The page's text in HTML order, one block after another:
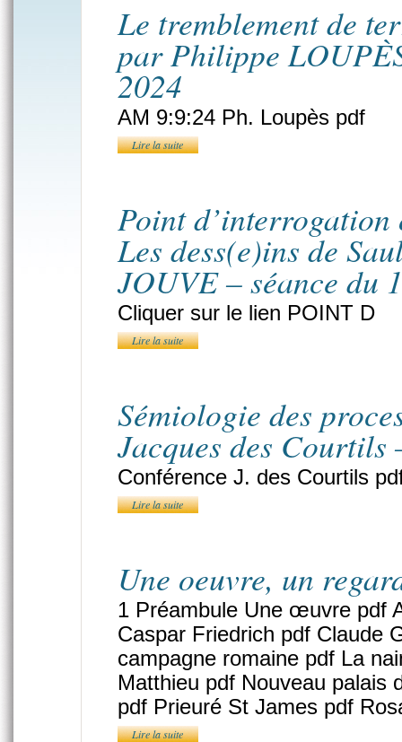
Le tremblement de
par Philippe
2024
AM 9:9:24 Ph. Loupès pdf
Lire la suite
Point
Les dess(e)ins de
JOUVE – séance du
Cliquer sur le lien POINT D
Lire la suite
Sémiologie des
Jacques des Courtils
Conférence J. des Courtils
Lire la suite
Une oeuvre, un
1 Préambule Une œuvre pdf
Caspar Friedrich pdf Claude
campagne romaine pdf La
Matthieu pdf Nouveau palais
pdf Prieuré St James pdf
Lire la suite